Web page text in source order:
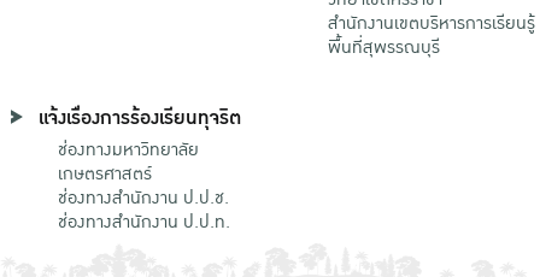
สำนักงานเขตบริหารการเรียนรู้
พื้นที่สุพรรณบุรี
แจ้งเรื่องการร้องเรียนทุจริต
ช่องทางมหาวิทยาลัย
เกษตรศาสตร์
ช่องทางสำนักงาน ป.ป.ช.
ช่องทางสำนักงาน ป.ป.ท.